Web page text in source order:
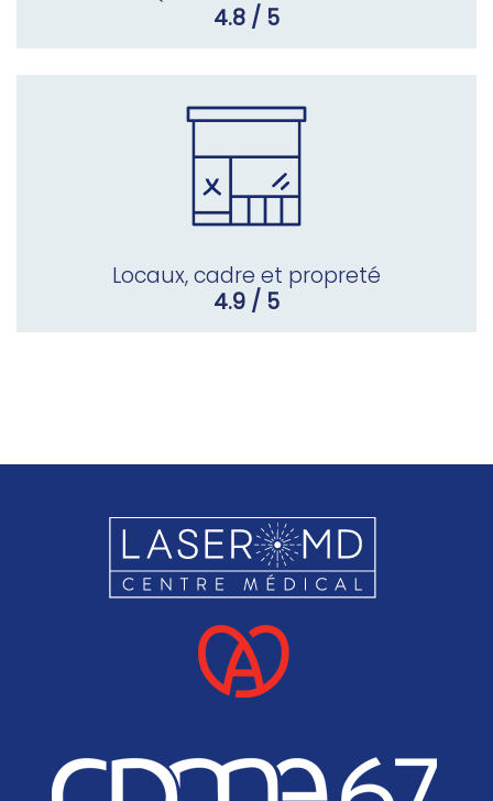
4.8 / 5
Locaux, cadre et propreté
4.9 / 5